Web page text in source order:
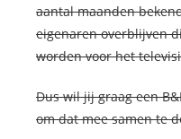
aantal maanden
eigenaren overblijven
worden voor het
Dus wil jij graag een
om dat mee samen te